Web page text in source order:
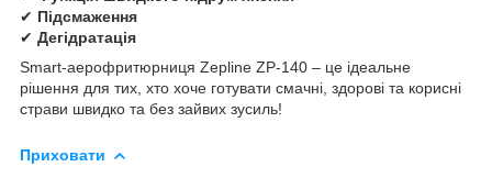
✔ ​​​​​​​ Підсмаження
✔ ​​​​​​​ Дегідратація
Smart-аерофритюрниця Zepline ZP-140 – це ідеальне
рішення для тих, хто хоче готувати смачні, здорові та корисні
страви швидко та без зайвих зусиль!
Приховати